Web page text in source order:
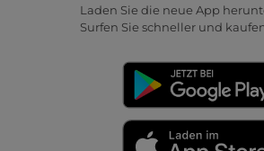
Laden Sie die neue App
Surfen Sie schneller und